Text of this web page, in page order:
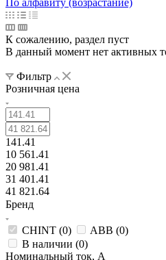
К сожалению, раздел пуст
В данный момент нет активных
Фильтр
Розничная цена
141.41
10 561.41
20 981.41
31 401.41
41 821.64
Бренд
CHINT (0) ABB (0)
В наличии (0)
Номинальный ток, А